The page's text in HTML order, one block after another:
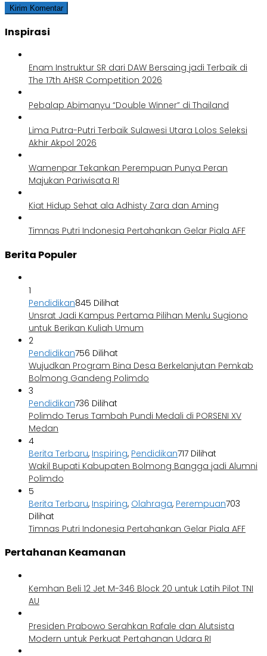
Inspirasi
Enam Instruktur SR dari DAW Bersaing jadi Terbaik di
The 17th AHSR Competition 2026
Pebalap Abimanyu “Double Winner” di Thailand
Lima Putra-Putri Terbaik Sulawesi Utara Lolos Seleksi
Akhir Akpol 2026
Wamenpar Tekankan Perempuan Punya Peran
Majukan Pariwisata RI
Kiat Hidup Sehat ala Adhisty Zara dan Aming
Timnas Putri Indonesia Pertahankan Gelar Piala AFF
Berita Populer
1
Pendidikan845 Dilihat
Unsrat Jadi Kampus Pertama Pilihan Menlu Sugiono
untuk Berikan Kuliah Umum
2
Pendidikan756 Dilihat
Wujudkan Program Bina Desa Berkelanjutan Pemkab
Bolmong Gandeng Polimdo
3
Pendidikan736 Dilihat
Polimdo Terus Tambah Pundi Medali di PORSENI XV
Medan
4
Berita Terbaru, Inspiring, Pendidikan717 Dilihat
Wakil Bupati Kabupaten Bolmong Bangga jadi Alumni
Polimdo
5
Berita Terbaru, Inspiring, Olahraga, Perempuan703
Dilihat
Timnas Putri Indonesia Pertahankan Gelar Piala AFF
Pertahanan Keamanan
Kemhan Beli 12 Jet M-346 Block 20 untuk Latih Pilot TNI
AU
Presiden Prabowo Serahkan Rafale dan Alutsista
Modern untuk Perkuat Pertahanan Udara RI